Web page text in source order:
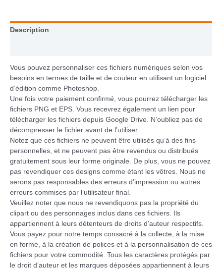
Description
Vous pouvez personnaliser ces fichiers numériques selon vos
besoins en termes de taille et de couleur en utilisant un logiciel
d’édition comme Photoshop.
Une fois votre paiement confirmé, vous pourrez télécharger les
fichiers PNG et EPS. Vous recevrez également un lien pour
télécharger les fichiers depuis Google Drive. N’oubliez pas de
décompresser le fichier avant de l’utiliser.
Notez que ces fichiers ne peuvent être utilisés qu’à des fins
personnelles, et ne peuvent pas être revendus ou distribués
gratuitement sous leur forme originale. De plus, vous ne pouvez
pas revendiquer ces designs comme étant les vôtres. Nous ne
serons pas responsables des erreurs d’impression ou autres
erreurs commises par l’utilisateur final.
Veuillez noter que nous ne revendiquons pas la propriété du
clipart ou des personnages inclus dans ces fichiers. Ils
appartiennent à leurs détenteurs de droits d’auteur respectifs.
Vous payez pour notre temps consacré à la collecte, à la mise
en forme, à la création de polices et à la personnalisation de ces
fichiers pour votre commodité. Tous les caractères protégés par
le droit d’auteur et les marques déposées appartiennent à leurs